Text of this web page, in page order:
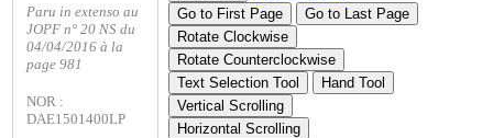
Paru in extenso au
JOPF n° 20 NS du
04/04/2016 à la
page 981
NOR :
DAE1501400LP
Go to First Page
Go to Last Page
Rotate Clockwise
Rotate Counterclockwise
Text Selection Tool
Hand Tool
Vertical Scrolling
Horizontal Scrolling